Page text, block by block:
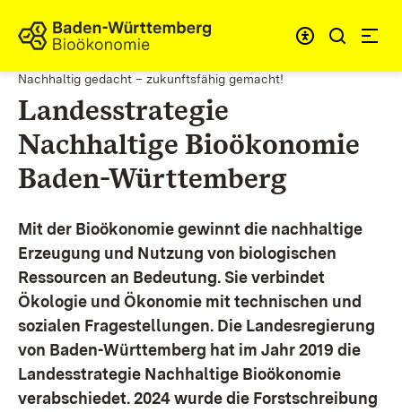
Zum Inhalt springen
Link zur Startseite
Nachhaltig gedacht – zukunftsfähig gemacht!
Landesstrategie
Nachhaltige Bioökonomie
Baden-Württemberg
Mit der Bioökonomie gewinnt die nachhaltige
Erzeugung und Nutzung von biologischen
Ressourcen an Bedeutung. Sie verbindet
Ökologie und Ökonomie mit technischen und
sozialen Fragestellungen. Die Landesregierung
von Baden-Württemberg hat im Jahr 2019 die
Landesstrategie Nachhaltige Bioökonomie
verabschiedet. 2024 wurde die Forstschreibung